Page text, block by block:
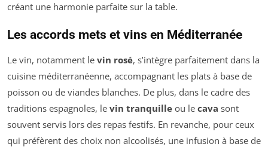
créant une harmonie parfaite sur la table.
Les accords mets et vins en Méditerranée
Le vin, notamment le vin rosé, s’intègre parfaitement dans la
cuisine méditerranéenne, accompagnant les plats à base de
poisson ou de viandes blanches. De plus, dans le cadre des
traditions espagnoles, le vin tranquille ou le cava sont
souvent servis lors des repas festifs. En revanche, pour ceux
qui préfèrent des choix non alcoolisés, une infusion à base de